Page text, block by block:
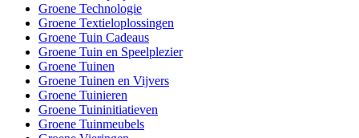
Groene Technologie
Groene Textieloplossingen
Groene Tuin Cadeaus
Groene Tuin en Speelplezier
Groene Tuinen
Groene Tuinen en Vijvers
Groene Tuinieren
Groene Tuininitiatieven
Groene Tuinmeubels